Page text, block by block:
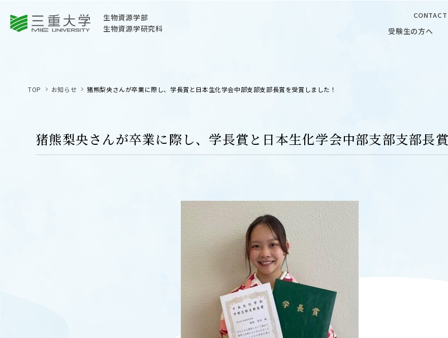
三重大学
生物資源学部
生物資源学研究科
CONTACT
受験生の方へ
生物資源学研究科
TEL 059-232-1211（代表）
ABOUT
学部概要
ACADEMICS
教育（学部・大学院等）
RESEARCH SOCIAL
社会連携
CENTERS PAMPHLET
TOP お知らせ 猪熊梨央さんが卒業に際し、学長賞と日本生化学会中部支部支部長賞を受賞しました！
猪熊梨央さんが卒業に際し、学長賞と日本生化学会中部支部支部長